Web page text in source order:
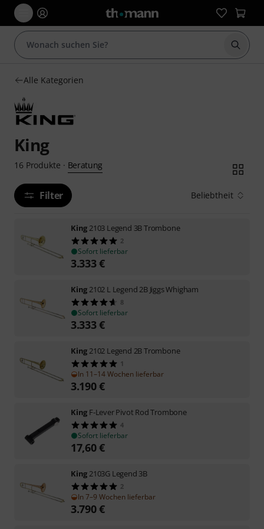
Suche
Alle Kategorien
King
16 Produkte · Beratung
Filter Beliebtheit
King 2103 Legend 3B Trombone
2
Sofort lieferbar
3.333€
King 2102 L Legend 2B Jiggs Whigham
8
Sofort lieferbar
3.333€
King 2102 Legend 2B Trombone
1
In 11–14 Wochen lieferbar
3.190€
King F-Lever Pivot Rod Trombone
4
Sofort lieferbar
17,60€
King 2103G Legend 3B
2
In 7–9 Wochen lieferbar
3.790€